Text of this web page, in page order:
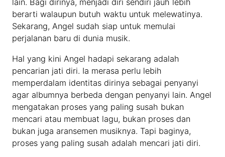
lain. Bagi dirinya, menjadi diri sendiri jauh lebih
berarti walaupun butuh waktu untuk melewatinya.
Sekarang, Angel sudah siap untuk memulai
perjalanan baru di dunia musik.
Hal yang kini Angel hadapi sekarang adalah
pencarian jati diri. Ia merasa perlu lebih
memperdalam identitas dirinya sebagai penyanyi
agar albumnya berbeda dengan penyanyi lain. Angel
mengatakan proses yang paling susah bukan
mencari atau membuat lagu, bukan proses dan
bukan juga aransemen musiknya. Tapi baginya,
proses yang paling susah adalah mencari jati diri.